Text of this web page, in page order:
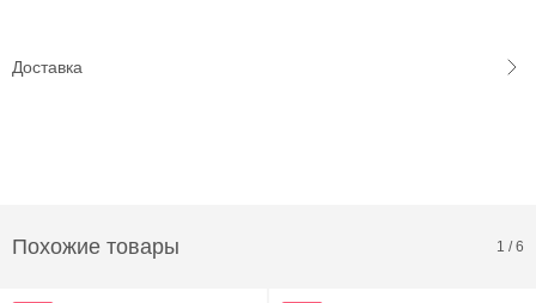
Доставка
Похожие товары 1 /6